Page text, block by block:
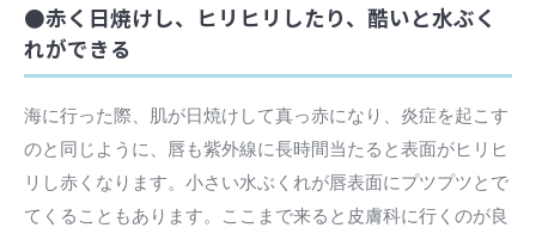
●赤く日焼けし、ヒリヒリしたり、酷いと水ぶく
れができる
海に行った際、肌が日焼けして真っ赤になり、炎症を起こす
のと同じように、唇も紫外線に長時間当たると表面がヒリヒ
リし赤くなります。小さい水ぶくれが唇表面にプツプツとで
てくることもあります。ここまで来ると皮膚科に行くのが良